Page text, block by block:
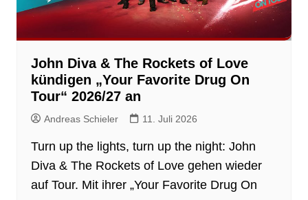
John Diva & The Rockets of Love
kündigen „Your Favorite Drug On
Tour“ 2026/27 an
Andreas Schieler 11. Juli 2026
Turn up the lights, turn up the night: John
Diva & The Rockets of Love gehen wieder
auf Tour. Mit ihrer „Your Favorite Drug On